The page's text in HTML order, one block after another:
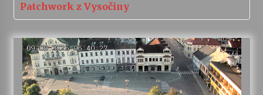
Patchwork z Vysočiny